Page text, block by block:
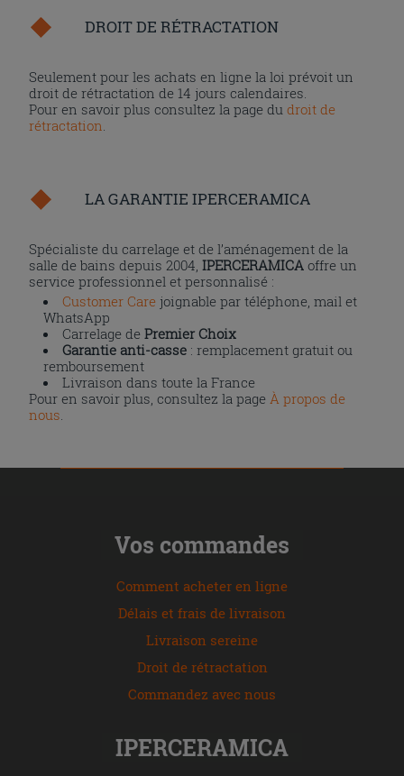
DROIT DE RÉTRACTATION
Seulement pour les achats en ligne la loi prévoit un
droit de rétractation de 14 jours calendaires.
Pour en savoir plus consultez la page dudroit de
rétractation
LA GARANTIE IPERCERAMICA
Spécialiste du carrelage et de l’aménagement de la
salle de bains depuis 2004,IPERCERAMICA offre un
service professionnel et personnalisé :
Customer Care joignable par téléphone, mail et
WhatsApp
Carrelage dePremier Choix
Garantie anti-casse : remplacement gratuit ou
remboursement
Livraison dans toute la France
Pour en savoir plus, consultez la page À propos de
nous
Vos commandes
Comment acheter en ligne
Délais et frais de livraison
Livraison sereine
Droit de rétractation
Commandez avec nous
IPERCERAMICA